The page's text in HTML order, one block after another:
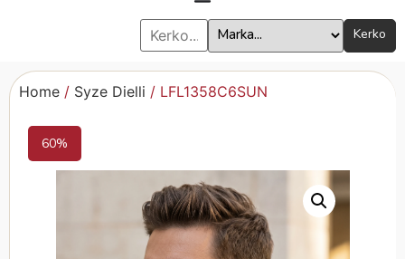
Kerko
Home / Syze Dielli / LFL1358C6SUN
60%